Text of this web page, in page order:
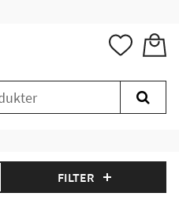
FILTER